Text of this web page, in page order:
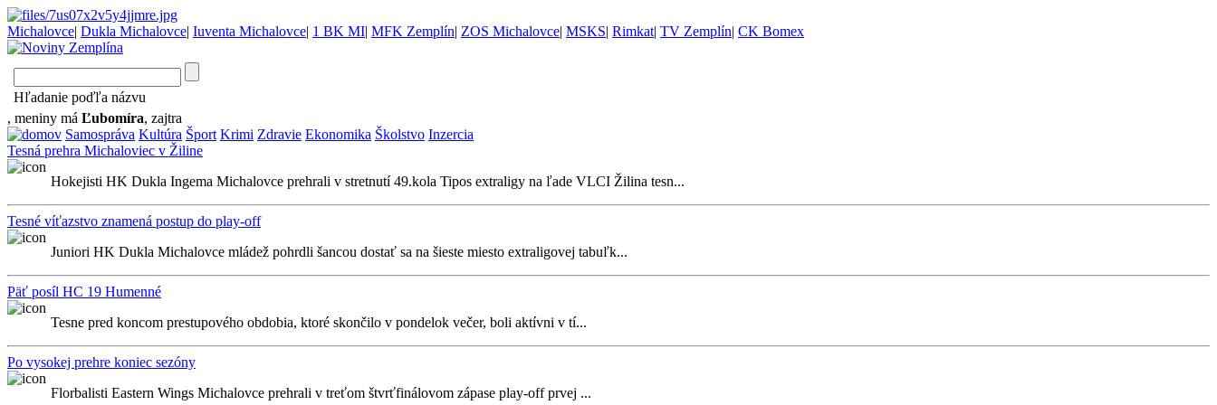
Michalovce| Dukla Michalovce| Iuventa Michalovce| 1 BK MI| MFK Zemplín| ZOS Michalovce| MSKS| Rimkat| TV Zemplín| CK Bomex
Hľadanie poďľa názvu
, meniny má Ľubomíra, zajtra
Samospráva Kultúra Šport Krimi Zdravie Ekonomika Školstvo Inzercia
Tesná prehra Michaloviec v Žiline
Hokejisti HK Dukla Ingema Michalovce prehrali v stretnutí 49.kola Tipos extraligy na ľade VLCI Žilina tesn...
Tesné víťazstvo znamená postup do play-off
Juniori HK Dukla Michalovce mládež pohrdli šancou dostať sa na šieste miesto extraligovej tabuľk...
Päť posíl HC 19 Humenné
Tesne pred koncom prestupového obdobia, ktoré skončilo v pondelok večer, boli aktívni v tí...
Po vysokej prehre koniec sezóny
Florbalisti Eastern Wings Michalovce prehrali v treťom štvrťfinálovom zápase play-off prvej ...